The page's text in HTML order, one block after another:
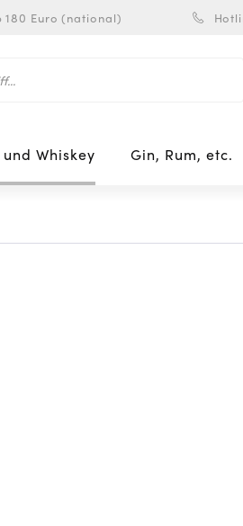
180 Euro (national)
Whiskey Gin, Rum, etc.